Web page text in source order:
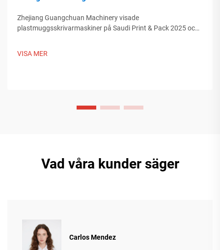
Zhejiang Guangchuan Machinery visade
plastmuggsskrivarmaskiner på Saudi Print & Pack 2025 och
VISA MER
Vad våra kunder säger
Carlos Mendez